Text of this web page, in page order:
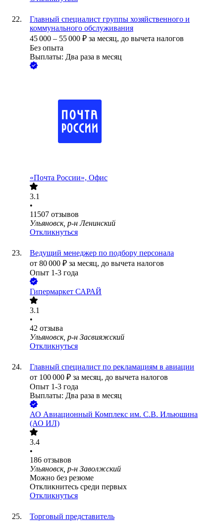
Главный специалист группы хозяйственного и
коммунального обслуживания
45 000 – 55 000 ₽ за месяц, до вычета налогов
Без опыта
Выплаты: Два раза в месяц
«Почта России», Офис
3.1
•
11507 отзывов
Ульяновск, р-н Ленинский
Откликнуться
Ведущий менеджер по подбору персонала
от 80 000 ₽ за месяц, до вычета налогов
Опыт 1-3 года
Гипермаркет САРАЙ
3.1
•
42 отзыва
Ульяновск, р-н Засвияжский
Откликнуться
Главный специалист по рекламациям в авиации
от 100 000 ₽ за месяц, до вычета налогов
Опыт 1-3 года
Выплаты: Два раза в месяц
АО Авиационный Комплекс им. С.В. Ильюшина
(АО ИЛ)
3.4
•
186 отзывов
Ульяновск, р-н Заволжский
Можно без резюме
Откликнитесь среди первых
Откликнуться
Торговый представитель